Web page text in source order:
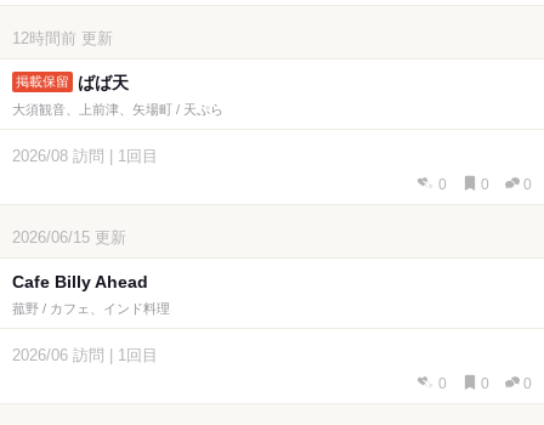
12時間前 更新
ばば天
大須観音、上前津、矢場町 / 天ぷら
2026/08 訪問 1回目
0 0 0
2026/06/15 更新
Cafe Billy Ahead
菰野 / カフェ、インド料理
2026/06 訪問 1回目
0 0 0